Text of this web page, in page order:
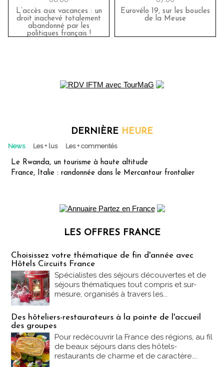
L’accès aux vacances : un
droit inachevé totalement
abandonné par les
politiques français !
Eurovélo 19, sur les boucles
de la Meuse
DERNIÈRE HEURE
News Les + lus Les + commentés
Le Rwanda, un tourisme à haute altitude
France, Italie : randonnée dans le Mercantour frontalier
LES OFFRES FRANCE
Choisissez votre thématique de fin d'année avec
Hôtels Circuits France
Spécialistes des séjours découvertes et de
séjours thématiques tout compris et sur-
mesure, organisés à travers les...
Des hôteliers-restaurateurs à la pointe de l'accueil
des groupes
Pour redécouvrir la France des régions, au fil
de beaux séjours dans des hôtels-
restaurants de charme et de caractère....